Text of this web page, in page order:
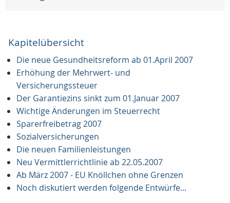
Kapitelübersicht
Die neue Gesundheitsreform ab 01.April 2007
Erhöhung der Mehrwert- und
Versicherungssteuer
Der Garantiezins sinkt zum 01.Januar 2007
Wichtige Änderungen im Steuerrecht
Sparerfreibetrag 2007
Sozialversicherungen
Die neuen Familienleistungen
Neu Vermittlerrichtlinie ab 22.05.2007
Ab März 2007 - EU Knöllchen ohne Grenzen
Noch diskutiert werden folgende Entwürfe...